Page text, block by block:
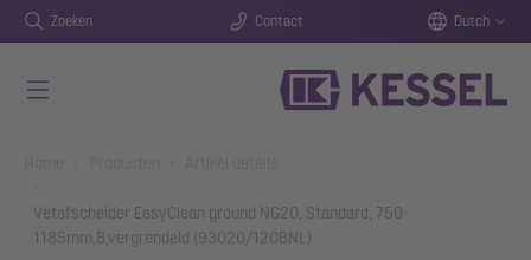
Zoeken Contact Dutch
Vetafscheider EasyClean ground NG20, Standard, 750-
1185mm,B,vergrendeld (93020/120BNL)